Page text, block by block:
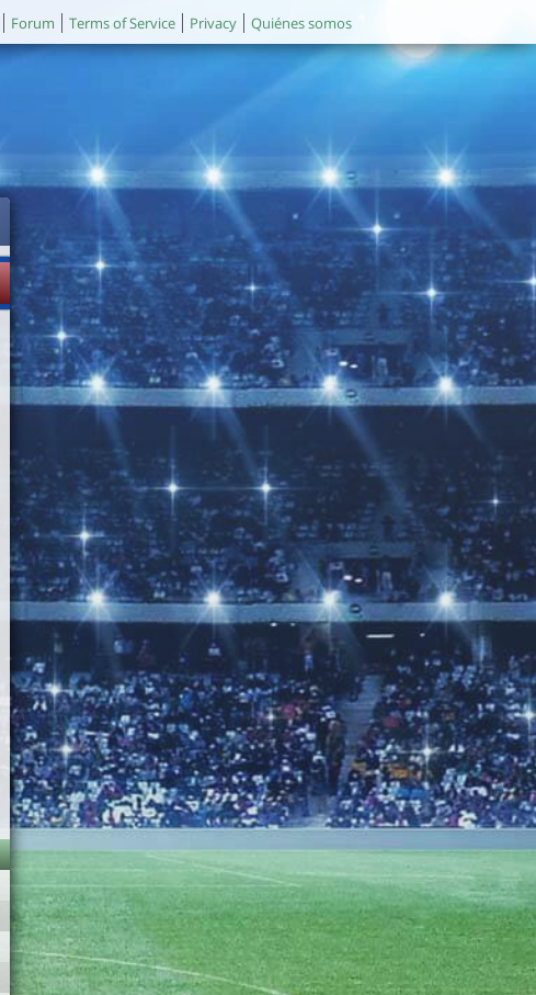
Forum Terms of Service Privacy Quiénes somos